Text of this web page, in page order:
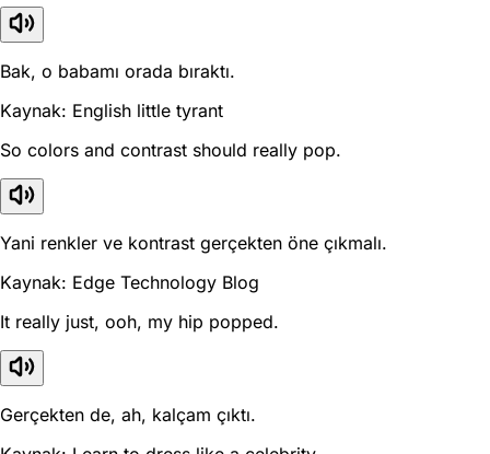
Bak, o babamı orada bıraktı.
Kaynak: English little tyrant
So colors and contrast should really pop.
Yani renkler ve kontrast gerçekten öne çıkmalı.
Kaynak: Edge Technology Blog
It really just, ooh, my hip popped.
Gerçekten de, ah, kalçam çıktı.